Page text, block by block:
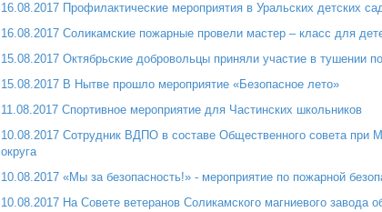
16.08.2017 Профилактические мероприятия в Уральских детских
16.08.2017 Соликамские пожарные провели мастер – класс для
15.08.2017 Октябрьские добровольцы приняли участие в тушении
15.08.2017 В Нытве прошло мероприятие «Безопасное лето»
11.08.2017 Спортивное мероприятие для Частинских школьников
10.08.2017 Сотрудник ВДПО в составе Общественного совета при
округа
10.08.2017 «Мы за безопасность!» - мероприятие по пожарной
10.08.2017 На Совете ветеранов Соликамского магниевого завода